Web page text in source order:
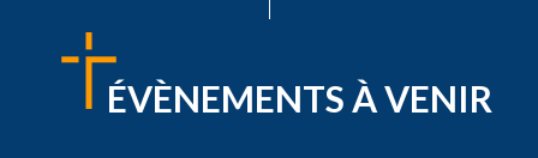
ÉVÈNEMENTS À VENIR